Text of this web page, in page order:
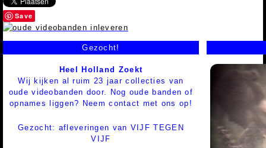
Save
Gezocht!
Heel Holland Zoekt
Wij kijken al ruim 23 jaar collecties van
oude videobanden door. Nog oude banden of
opnames liggen? Neem contact met ons op!
Gezocht: afleveringen van VIJF TEGEN
VIJF